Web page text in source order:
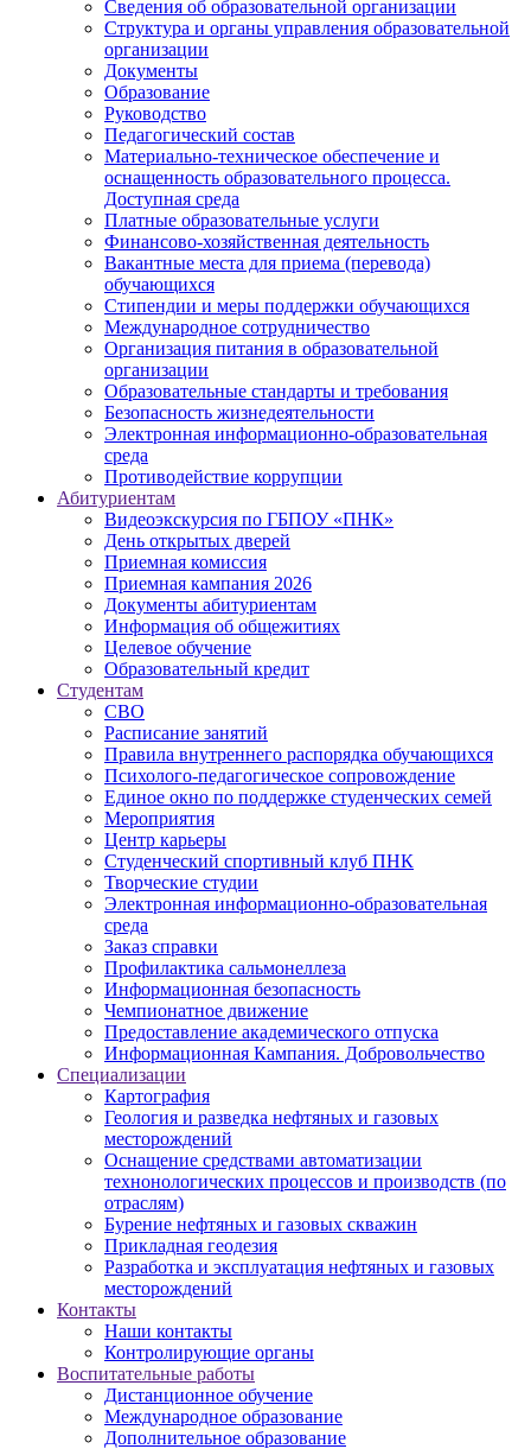
Сведения об образовательной организации
Структура и органы управления образовательной
организации
Документы
Образование
Руководство
Педагогический состав
Материально-техническое обеспечение и
оснащенность образовательного процесса.
Доступная среда
Платные образовательные услуги
Финансово-хозяйственная деятельность
Вакантные места для приема (перевода)
обучающихся
Стипендии и меры поддержки обучающихся
Международное сотрудничество
Организация питания в образовательной
организации
Образовательные стандарты и требования
Безопасность жизнедеятельности
Электронная информационно-образовательная
среда
Противодействие коррупции
Абитуриентам
Видеоэкскурсия по ГБПОУ «ПНК»
День открытых дверей
Приемная комиссия
Приемная кампания 2026
Дoкументы абитуриентам
Информация об общежитиях
Целевое обучение
Образовательный кредит
Студентам
СВО
Расписание занятий
Правила внутреннего распорядка обучающихся
Психолого-педагогическое сопровождение
Единое окно по поддержке студенческих семей
Мероприятия
Центр карьеры
Студенческий спортивный клуб ПНК
Творческие студии
Электронная информационно-образовательная
среда
Заказ справки
Профилактика сальмонеллеза
Информационная безопасность
Чемпионатное движение
Предоставление академического отпуска
Информационная Кампания. Добровольчество
Специализации
Картография
Геология и разведка нефтяных и газовых
месторождений
Оснащение средствами автоматизации
технонологических процессов и производств (по
отраслям)
Бурение нефтяных и газовых скважин
Прикладная геодезия
Разработка и эксплуатация нефтяных и газовых
месторождений
Контакты
Наши контакты
Контролирующие органы
Воспитательные работы
Дистанционное обучение
Международное образование
Дополнительное образование